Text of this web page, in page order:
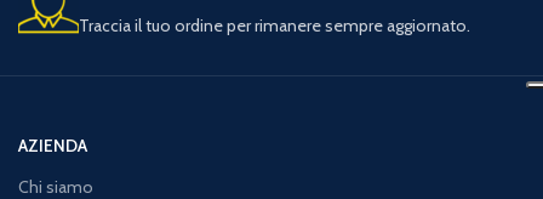
Traccia il tuo ordine per rimanere sempre aggiornato.
AZIENDA
Chi siamo